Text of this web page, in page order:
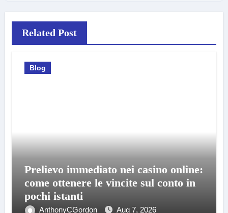
Related Post
Blog
Prelievo immediato nei casino online:
come ottenere le vincite sul conto in
pochi istanti
AnthonyCGordon Aug 7, 2026